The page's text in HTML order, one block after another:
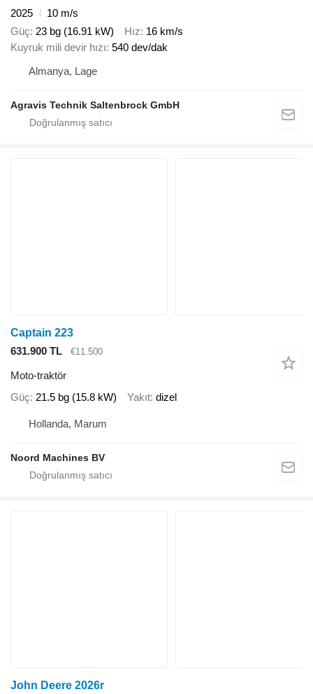
2025
10 m/s
Güç 23 bg (16.91 kW) Hız 16 km/s
Kuyruk mili devir hızı 540 dev/dak
Almanya, Lage
Agravis Technik Saltenbrock GmbH
Captain 223
631.900 TL
€11.500
Moto-traktör
Güç 21.5 bg (15.8 kW) Yakıt dizel
Hollanda, Marum
Noord Machines BV
John Deere 2026r